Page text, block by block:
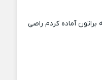
آماده کردم راصی